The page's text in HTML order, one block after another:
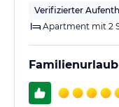
Verifizierter